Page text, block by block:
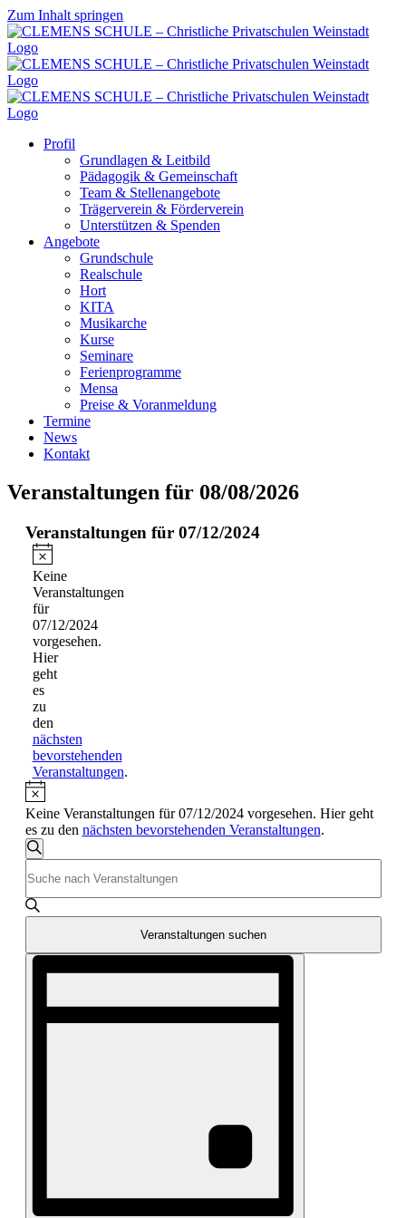
Zum Inhalt springen
Profil
Grundlagen & Leitbild
Pädagogik & Gemeinschaft
Team & Stellenangebote
Trägerverein & Förderverein
Unterstützen & Spenden
Angebote
Grundschule
Realschule
Hort
KITA
Musikarche
Kurse
Seminare
Ferienprogramme
Mensa
Preise & Voranmeldung
Termine
News
Kontakt
Veranstaltungen für 08/08/2026
Veranstaltungen für 07/12/2024
Hinweis
Keine
Veranstaltungen
für
07/12/2024
vorgesehen.
Hier
geht
es
zu
den
nächsten
bevorstehenden
Veranstaltungen.
Hinweis
Keine Veranstaltungen für 07/12/2024 vorgesehen. Hier geht
es zu den nächsten bevorstehenden Veranstaltungen.
Veranstaltungen
Suche
und
Ansichten,
Navigation
Suche
Schlüsselwort
eingeben.
Suche
Veranstaltungen
Schlüsselwort.
Veranstaltungen suchen
Veranstaltung
Navigation